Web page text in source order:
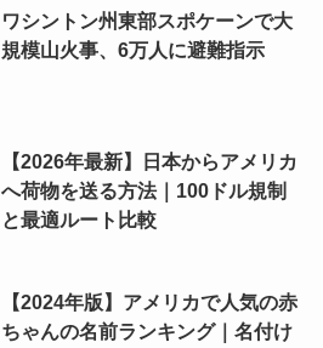
ワシントン州東部スポケーンで大
規模山火事、6万人に避難指示
【2026年最新】日本からアメリカ
へ荷物を送る方法｜100ドル規制
と最適ルート比較
【2024年版】アメリカで人気の赤
ちゃんの名前ランキング｜名付け